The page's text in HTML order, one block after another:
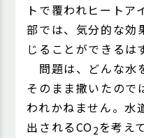
トで覆われヒートア
部では、気分的な効
じることができるは
問題は、どんな水
そのまま撒いたので
われかねません。水
出されるCO2を考え